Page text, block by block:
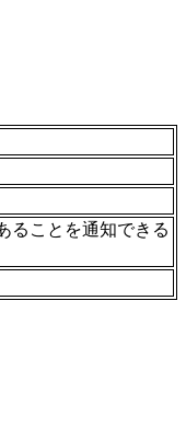
ることを通知できる